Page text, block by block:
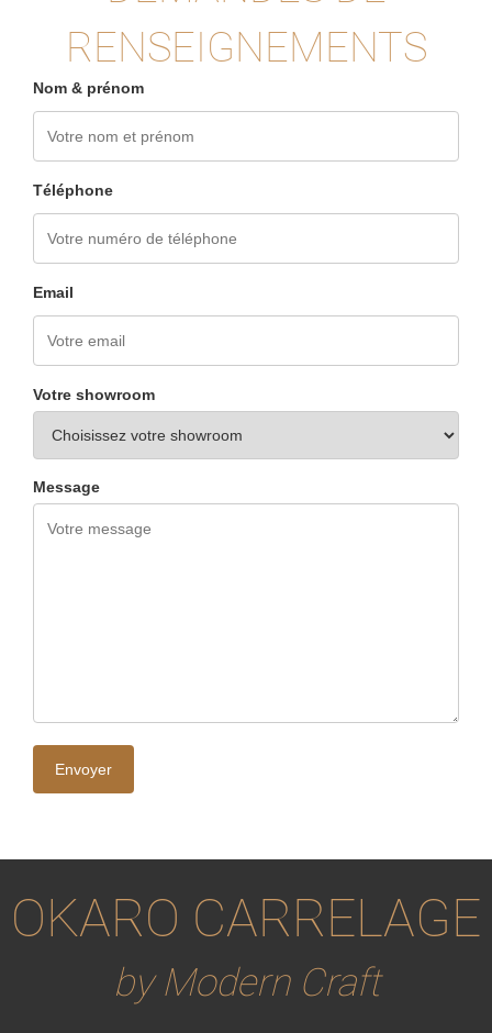
RENSEIGNEMENTS
Nom & prénom
Téléphone
Email
Votre showroom
Message
OKARO CARRELAGE
by Modern Craft